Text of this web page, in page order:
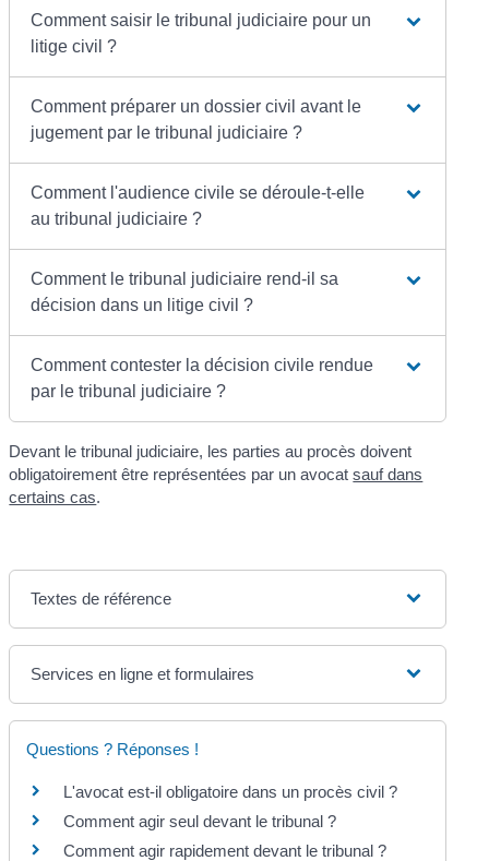
Comment saisir le tribunal judiciaire pour un
litige civil ?
Comment préparer un dossier civil avant le
jugement par le tribunal judiciaire ?
Comment l'audience civile se déroule-t-elle
au tribunal judiciaire ?
Comment le tribunal judiciaire rend-il sa
décision dans un litige civil ?
Comment contester la décision civile rendue
par le tribunal judiciaire ?
Devant le tribunal judiciaire, les parties au procès doivent
obligatoirement être représentées par un avocatsauf dans
certains cas.
Textes de référence
Services en ligne et formulaires
Questions ? Réponses !
L'avocat est-il obligatoire dans un procès civil ?
Comment agir seul devant le tribunal ?
Comment agir rapidement devant le tribunal ?